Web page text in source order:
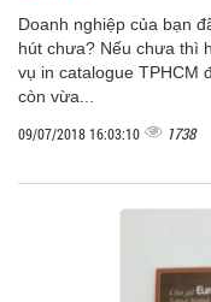
Doanh nghiệp của bạn
hút chưa? Nếu chưa thì
vụ in catalogue TPHCM
còn vừa...
09/07/2018 16:03:10 1738